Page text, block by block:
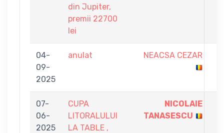
din Jupiter,
premii 22700
lei
04-
09-
2025
anulat NEACSA CEZAR
07-
06-
2025
CUPA
LITORALULUI
LA TABLE ,
NICOLAIE
TANASESCU